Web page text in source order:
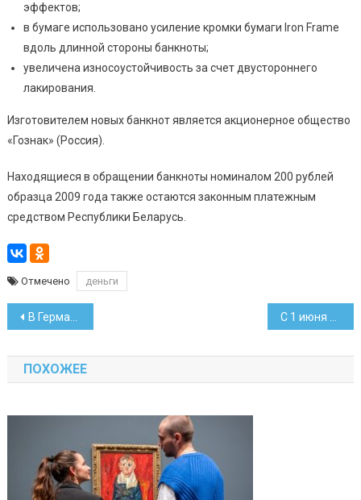
эффектов;
в бумаге использовано усиление кромки бумаги Iron Frame
вдоль длинной стороны банкноты;
увеличена износоустойчивость за счет двустороннего
лакирования.
Изготовителем новых банкнот является акционерное общество
«Гознак» (Россия).
Находящиеся в обращении банкноты номиналом 200 рублей
образца 2009 года также остаются законным платежным
средством Республики Беларусь.
Отмечено деньги
Навигация
по
записям
В Германии снова случай обмана старыми белорусскими деньгами
ПОХОЖЕЕ